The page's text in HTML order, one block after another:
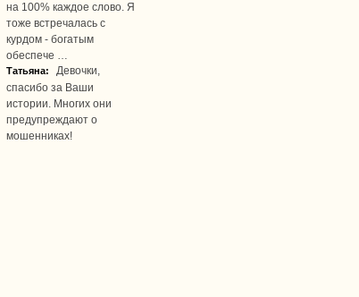
на 100% каждое слово. Я
тоже встречалась с
курдом - богатым
обеспече …
Татьяна:
Девочки,
спасибо за Ваши
истории. Многих они
предупреждают о
мошенниках!